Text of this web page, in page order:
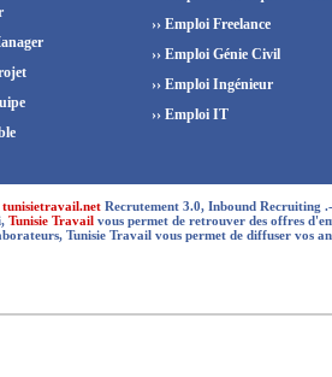
›› Emploi Freelance
›› Emploi Génie Civil
›› Emploi Ingénieur
›› Emploi IT
tunisietravail.net Recrutement 3.0, Inbound Recruiting
Tunisie Travail vous permet de retrouver des offres
Tunisie Travail vous permet de diffuser vos